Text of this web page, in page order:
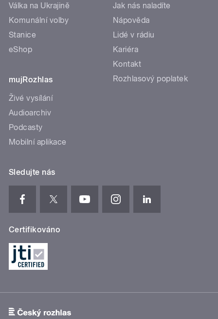
Válka na Ukrajině
Komunální volby
Stanice
eShop
mujRozhlas
Živé vysílání
Audioarchiv
Podcasty
Mobilní aplikace
Jak nás naladíte
Nápověda
Lidé v rádiu
Kariéra
Kontakt
Rozhlasový poplatek
Sledujte nás
Certifikováno